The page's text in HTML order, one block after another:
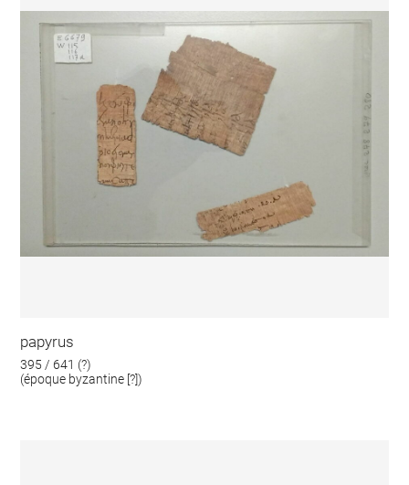
papyrus
395 / 641 (?)
(époque byzantine [?])